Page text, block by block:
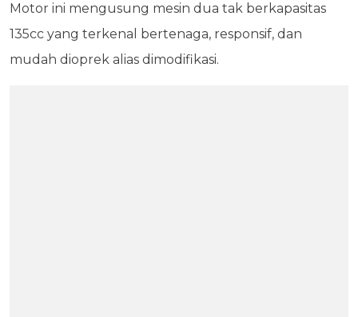
Motor ini mengusung mesin dua tak berkapasitas
135cc yang terkenal bertenaga, responsif, dan
mudah dioprek alias dimodifikasi.